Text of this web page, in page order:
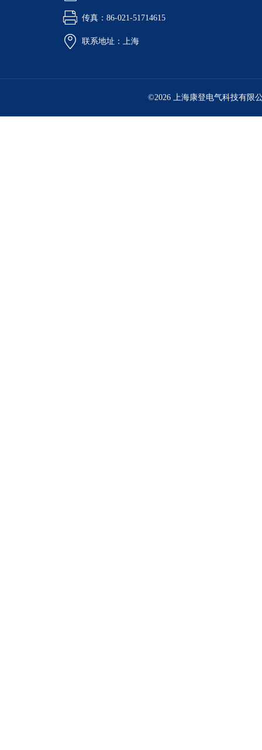
传真：86-021-51714615
联系地址：上海
©2026 上海康登电气科技有限